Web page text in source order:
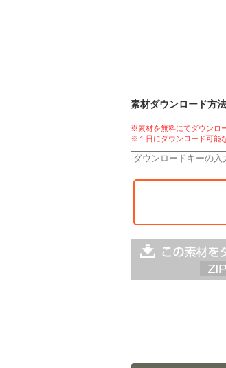
素材ダウンロード方法
※素材を無料にてダウンロ
※１日にダウンロード可能